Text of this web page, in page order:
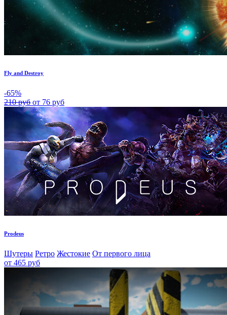
Fly and Destroy
-65%
210 руб от 76 руб
Prodeus
Шутеры Ретро Жестокие От первого лица
от 465 руб